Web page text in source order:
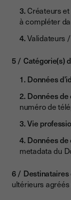
Créateurs
à compléter
Validateurs
Catégorie(s)
Données
Données
numéro de
Vie
Données
metadata du
Destinataires
ultérieurs